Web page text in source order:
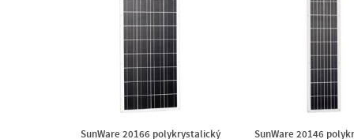
SunWare 20166 polykrystalický
SunWare 20146